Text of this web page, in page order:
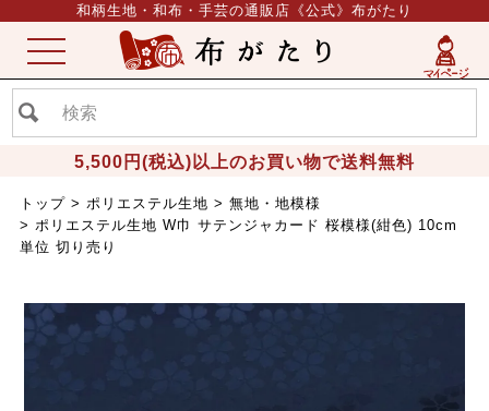
和柄生地・和布・手芸の通販店《公式》布がたり
5,500円(税込)以上のお買い物で送料無料
ME
NU
トップ ポリエステル生地
無地・地模様
ポリエステル生地 W巾 サテンジャカード 桜模様(紺色) 10cm
単位 切り売り